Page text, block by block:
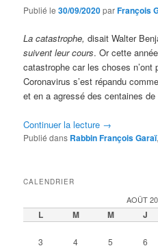
Publié le30/09/2020parFrançois
La catastrophe,disait Walter
suivent leur cours. Or cette
catastrophe car les choses
Coronavirus s’est répandu
et en a agressé des centaines de
Continuer la lecture →
Publié dans Rabbin François Garaï
CALENDRIER
AOÛT
L M M J
3
4 5 6